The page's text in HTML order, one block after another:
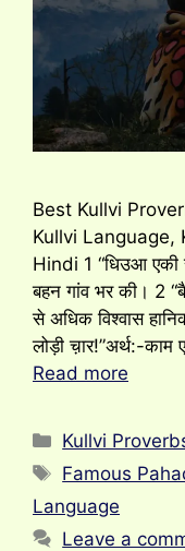
Best Kullvi
Kullvi Language,
Hindi 1 “धिउआ एकी
बहन गांव भर की। 2
से अधिक विश्वास
लोड़ी च़ार!”अर्थ:-
Read more
Categories
Kullvi
Tags
Famous
Language
Leave a